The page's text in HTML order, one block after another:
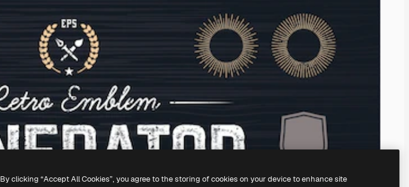
By clicking “Accept All Cookies”, you agree to the storing of cookies on your device to enhance site